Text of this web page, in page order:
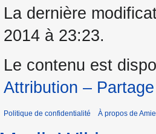
La dernière
2014 à 23:23.
Le contenu est
Attribution –
Politique de confidentialité À propos de